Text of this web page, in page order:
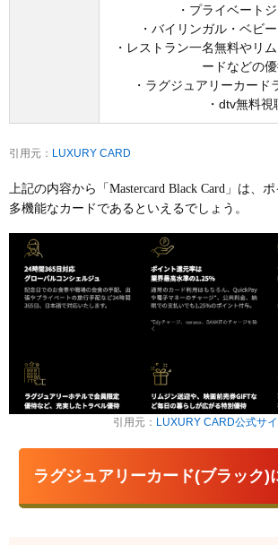
・プライベート
・バイリンガル・ベビ
・レストラン一名無料やリ
ードなどの
・ラグジュアリーカード
・dtv無料視
引用元： LUXURY CARD
上記の内容から「Mastercard Black Card」は、
多機能なカードであるといえるでしょう。
引用元： LUXURY CARD公式サイ
ラグジュアリーカード(ブラック)